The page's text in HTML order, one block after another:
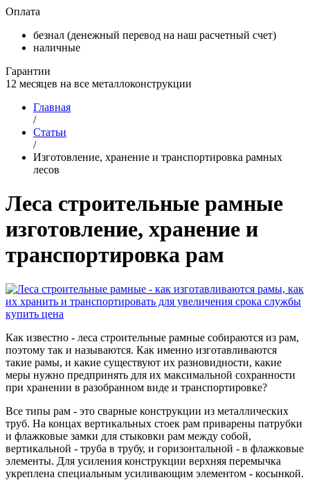
Оплата
безнал (денежный перевод на наш расчетный счет)
наличные
Гарантии
12 месяцев на все металлоконструкции
Главная
/
Статьи
/
Изготовление, хранение и транспортировка рамных
лесов
Леса строительные рамные
изготовление, хранение и
транспортировка рам
Как известно - леса строительные рамные собираются из рам,
поэтому так и называются. Как именно изготавливаются
такие рамы, и какие существуют их разновидности, какие
меры нужно предпринять для их максимальной сохранности
при хранении в разобранном виде и транспортировке?
Все типы рам - это сварные конструкции из металлических
труб. На концах вертикальных стоек рам приварены патрубки
и флажковые замки для стыковки рам между собой,
вертикальной - труба в трубу, и горизонтальной - в флажковые
элементы. Для усиления конструкции верхняя перемычка
укреплена специальным усиливающим элементом - косынкой.